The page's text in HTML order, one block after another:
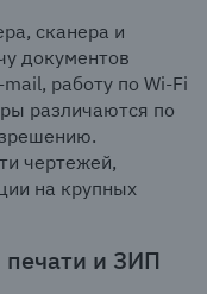
сканера и
документов
работу по Wi-Fi
различаются по
чертежей,
на крупных
и ЗИП